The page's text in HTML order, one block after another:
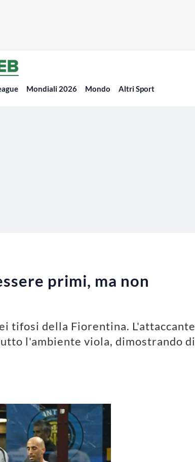
Mondiali 2026 Mondo Altri Sport
primi, ma non
tifosi della Fiorentina. L'attaccante
l'ambiente viola, dimostrando di